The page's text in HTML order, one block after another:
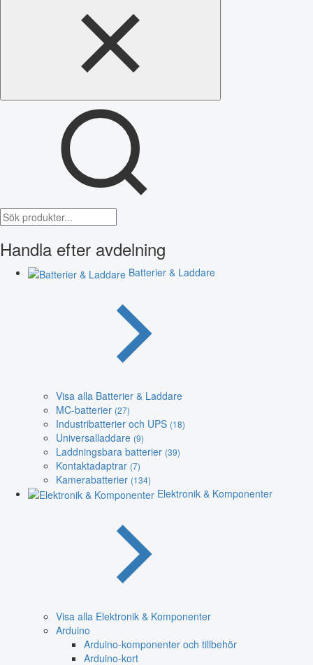
Handla efter avdelning
Batterier & Laddare
Visa alla Batterier & Laddare
MC-batterier (27)
Industribatterier och UPS (18)
Universalladdare (9)
Laddningsbara batterier (39)
Kontaktadaptrar (7)
Kamerabatterier (134)
Elektronik & Komponenter
Visa alla Elektronik & Komponenter
Arduino
Arduino-komponenter och tillbehör
Arduino-kort